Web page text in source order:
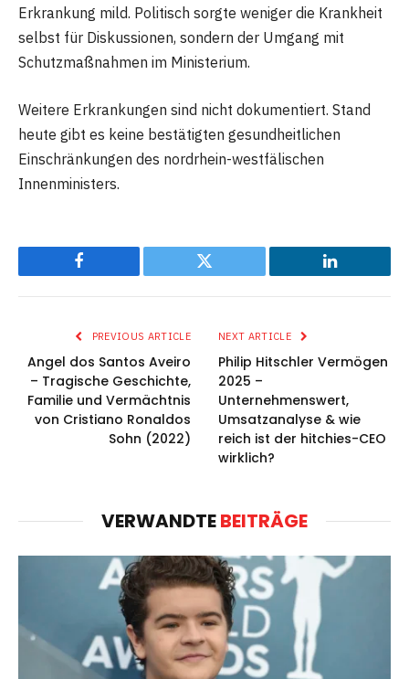
Erkrankung mild. Politisch sorgte weniger die Krankheit
selbst für Diskussionen, sondern der Umgang mit
Schutzmaßnahmen im Ministerium.
Weitere Erkrankungen sind nicht dokumentiert. Stand
heute gibt es keine bestätigten gesundheitlichen
Einschränkungen des nordrhein-westfälischen
Innenministers.
Facebook Twitter LinkedIn
PREVIOUS ARTICLE
Angel dos Santos Aveiro
– Tragische Geschichte,
Familie und Vermächtnis
von Cristiano Ronaldos
Sohn (2022)
NEXT ARTICLE
Philip Hitschler Vermögen
2025 –
Unternehmenswert,
Umsatzanalyse & wie
reich ist der hitchies-CEO
wirklich?
VERWANDTEBEITRÄGE